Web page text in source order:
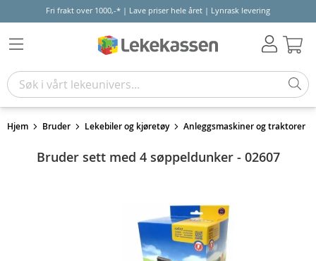
Fri frakt over 1000,-* | Lave priser hele året | Lynrask levering
Hjem Bruder Lekebiler og kjøretøy Anleggsmaskiner og traktorer
Bruder sett med 4 søppeldunker - 02607